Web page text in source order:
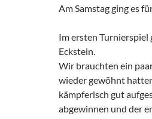
Am Samstag ging es
Im ersten Turnierspiel
Eckstein.
Wir brauchten ein
wieder gewöhnt
kämpferisch gut
abgewinnen und der